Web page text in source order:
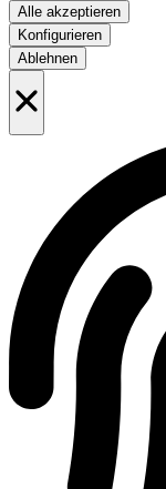
Alle akzeptieren
Konfigurieren
Ablehnen